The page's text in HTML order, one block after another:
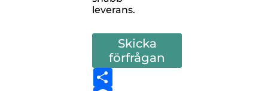
leverans.
Skicka
förfrågan